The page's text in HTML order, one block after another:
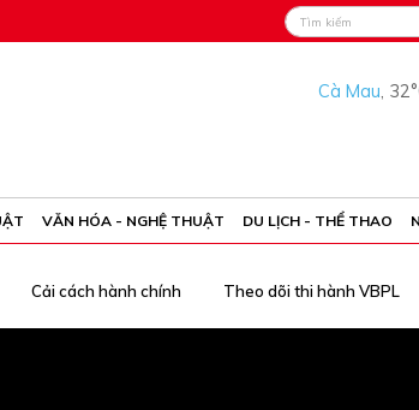
Cà Mau,
VĂN HÓA - NGHỆ THUẬT DU LỊCH - THỂ THAO
Cải cách hành chính Theo dõi thi hành VBPL